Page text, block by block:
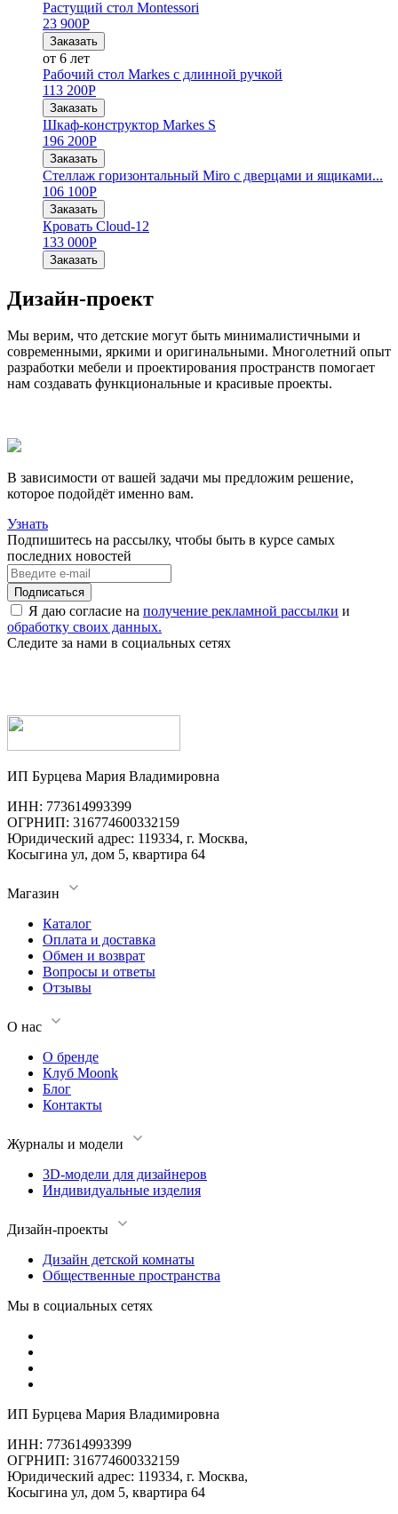
Растущий стол Montessori
23 900Р
Заказать
от 6 лет
Рабочий стол Markes с длинной ручкой
113 200Р
Заказать
Шкаф-конструктор Markes S
196 200Р
Заказать
Стеллаж горизонтальный Miro с дверцами и ящиками...
106 100Р
Заказать
Кровать Cloud-12
133 000Р
Заказать
Дизайн-проект
Мы верим, что детские могут быть минималистичными и
современными, яркими и оригинальными. Многолетний опыт
разработки мебели и проектирования пространств помогает
нам создавать функциональные и красивые проекты.
В зависимости от вашей задачи мы предложим решение,
которое подойдёт именно вам.
Узнать
Подпишитесь на рассылку, чтобы быть в курсе самых
последних новостей
Я даю согласие на получение рекламной рассылки и
обработку своих данных.
Следите за нами в социальных сетях
ИП Бурцева Мария Владимировна
ИНН: 773614993399
ОГРНИП: 316774600332159
Юридический адрес: 119334, г. Москва,
Косыгина ул, дом 5, квартира 64
Магазин
Каталог
Оплата и доставка
Обмен и возврат
Вопросы и ответы
Отзывы
О нас
О бренде
Клуб Moonk
Блог
Контакты
Журналы и модели
3D-модели для дизайнеров
Индивидуальные изделия
Дизайн-проекты
Дизайн детской комнаты
Общественные пространства
Мы в социальных сетях
ИП Бурцева Мария Владимировна
ИНН: 773614993399
ОГРНИП: 316774600332159
Юридический адрес: 119334, г. Москва,
Косыгина ул, дом 5, квартира 64